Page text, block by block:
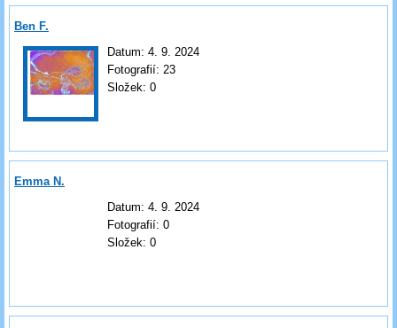
Ben F.
Datum: 4. 9. 2024
Fotografií: 23
Složek: 0
Emma N.
Datum: 4. 9. 2024
Fotografií: 0
Složek: 0